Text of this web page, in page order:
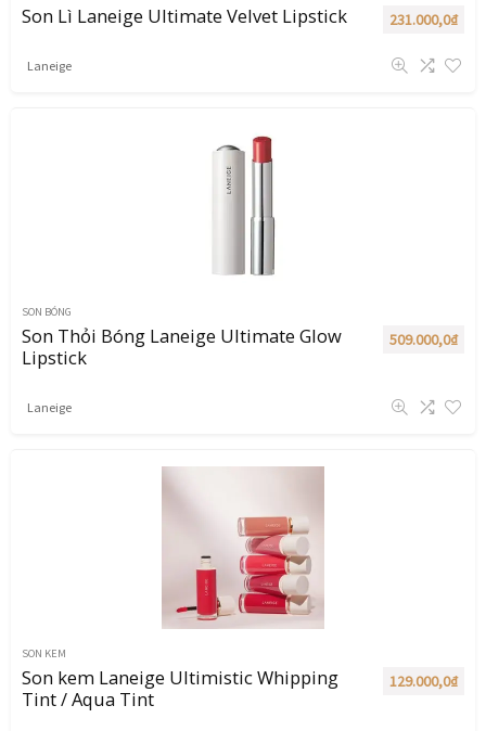
Son Lì Laneige Ultimate Velvet Lipstick 231.000,0₫
Laneige
SON BÓNG
Son Thỏi Bóng Laneige Ultimate Glow
Lipstick
509.000,0₫
Laneige
SON KEM
Son kem Laneige Ultimistic Whipping
Tint / Aqua Tint
129.000,0₫